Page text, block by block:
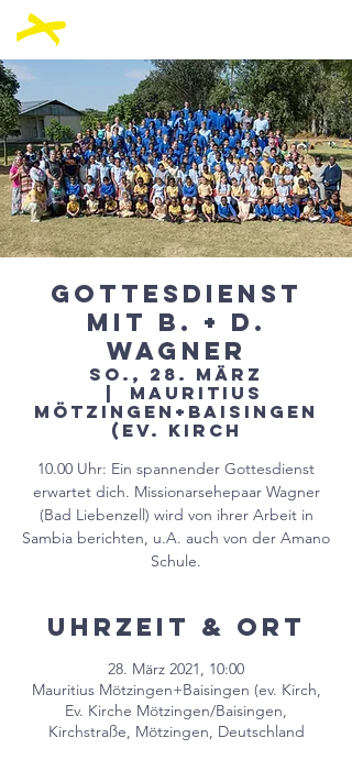
Gottesdienst
mit B. + D.
Wagner
So., 28. März
Mauritius
Mötzingen+Baisingen
(ev. Kirch
10.00 Uhr: Ein spannender Gottesdienst
erwartet dich. Missionarsehepaar Wagner
(Bad Liebenzell) wird von ihrer Arbeit in
Sambia berichten, u.A. auch von der Amano
Schule.
Uhrzeit & Ort
28. März 2021, 10:00
Mauritius Mötzingen+Baisingen (ev. Kirch,
Ev. Kirche Mötzingen/Baisingen,
Kirchstraße, Mötzingen, Deutschland